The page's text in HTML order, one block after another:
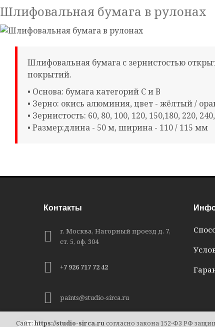
Шлифовальная бумага в рулонах
Шлифовальная бумага с зернистостью
покрытий.
• Основа: бумага категорий С и В
• Зерно: окись алюминия, цвет - жёлтый /
• Зернистость: 60, 80, 100, 120, 150,180, 220,
• Размер:длина - 50 м, ширина - 110 / 115 мм
Контакты
г. Москва, Нагорный проезд д. 7,
ст. 5, оф. 304
+7 926 717 72 42
paints@studio-sirca.ru
Сайт: https://studio-sirca.ruсогласно закона 152-ФЗ РФ